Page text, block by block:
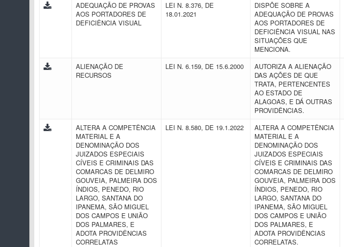
ADEQUAÇÃO DE PROVAS
AOS PORTADORES DE
DEFICIÊNCIA VISUAL
LEI N. 8.376, DE
18.01.2021
DISPÕE SOBRE A
ADEQUAÇÃO DE PROVAS
AOS PORTADORES DE
DEFICIÊNCIA VISUAL NAS
SITUAÇÕES QUE
MENCIONA.
ALIENAÇÃO DE
RECURSOS
LEI N. 6.159, DE 15.6.2000
AUTORIZA A ALIENAÇÃO
DAS AÇÕES DE QUE
TRATA, PERTENCENTES
AO ESTADO DE
ALAGOAS, E DÁ OUTRAS
PROVIDÊNCIAS.
ALTERA A COMPETÊNCIA
MATERIAL E A
DENOMINAÇÃO DOS
JUIZADOS ESPECIAIS
CÍVEIS E CRIMINAIS DAS
COMARCAS DE DELMIRO
GOUVEIA, PALMEIRA DOS
ÍNDIOS, PENEDO, RIO
LARGO, SANTANA DO
IPANEMA, SÃO MIGUEL
DOS CAMPOS E UNIÃO
DOS PALMARES, E
ADOTA PROVIDÊNCIAS
CORRELATAS
LEI N. 8.580, DE 19.1.2022
ALTERA A COMPETÊNCIA
MATERIAL E A
DENOMINAÇÃO DOS
JUIZADOS ESPECIAIS
CÍVEIS E CRIMINAIS DAS
COMARCAS DE DELMIRO
GOUVEIA, PALMEIRA DOS
ÍNDIOS, PENEDO, RIO
LARGO, SANTANA DO
IPANEMA, SÃO MIGUEL
DOS CAMPOS E UNIÃO
DOS PALMARES, E
ADOTA PROVIDÊNCIAS
CORRELATAS.